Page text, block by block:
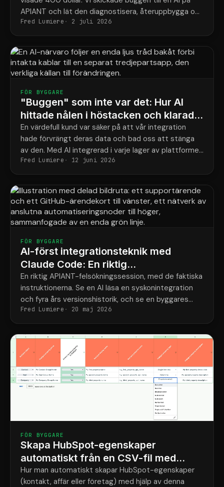
APIANT och lät den diagnostisera, återuppbygga och
testa hela lösningen.
Fred Lumiere 2 juli 2026
FÖR BYGGARE
"Buggen" som inte var det: Hur AI
hittade nålen i höstacken och klarade
vår integration på några minuter
En värdefull kund var säker på att vår integration
hade förvrängt deras data och bad oss att stänga
av den. Med AI integrerad i varje lager av plattformen
spårade vi en posts fullständiga historik och
bevisade att förändringen kom från en
tredjepartsapp uppströms, med bevis, på några
minuter.
Fred Lumiere 12 juni 2026
FÖR BYGGARE
AI-först integrationsteknik med
Claude Code: En riktig
felsökningssession
En riktig APIANT-felsökningssession, med de faktiska
instruktionerna. Se en AI läsa en syskonintegration
och fyra års versionshistorik, och se en byggares
magkänsla stoppa en regression som kodbasen
aldrig registrerade.
Fred Lumiere 20 maj 2026
FÖR BYGGARE
Skapa HubSpot-egenskaper
automatiskt från en CSV-fil med
Claude-kod
Hur man automatiskt skapar HubSpot-egenskaper
(kontakt, affär eller företag) med hjälp av denna